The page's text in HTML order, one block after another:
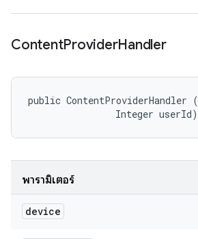
ContentProviderHandler
public ContentProviderHandler (
                Integer userId)
พารามิเตอร์
device